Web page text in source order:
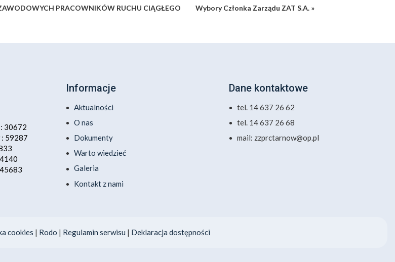
PRACOWNIKÓW RUCHU CIĄGŁEGO Wybory Członka Zarządu ZAT S.A. »
30672
59287
Informacje
Aktualności
O nas
Dokumenty
Warto wiedzieć
Galeria
Kontakt z nami
Dane kontaktowe
tel. 14 637 26 62
tel. 14 637 26 68
mail: zzprctarnow@op.pl
cookies | Rodo | Regulamin serwisu | Deklaracja dostępności